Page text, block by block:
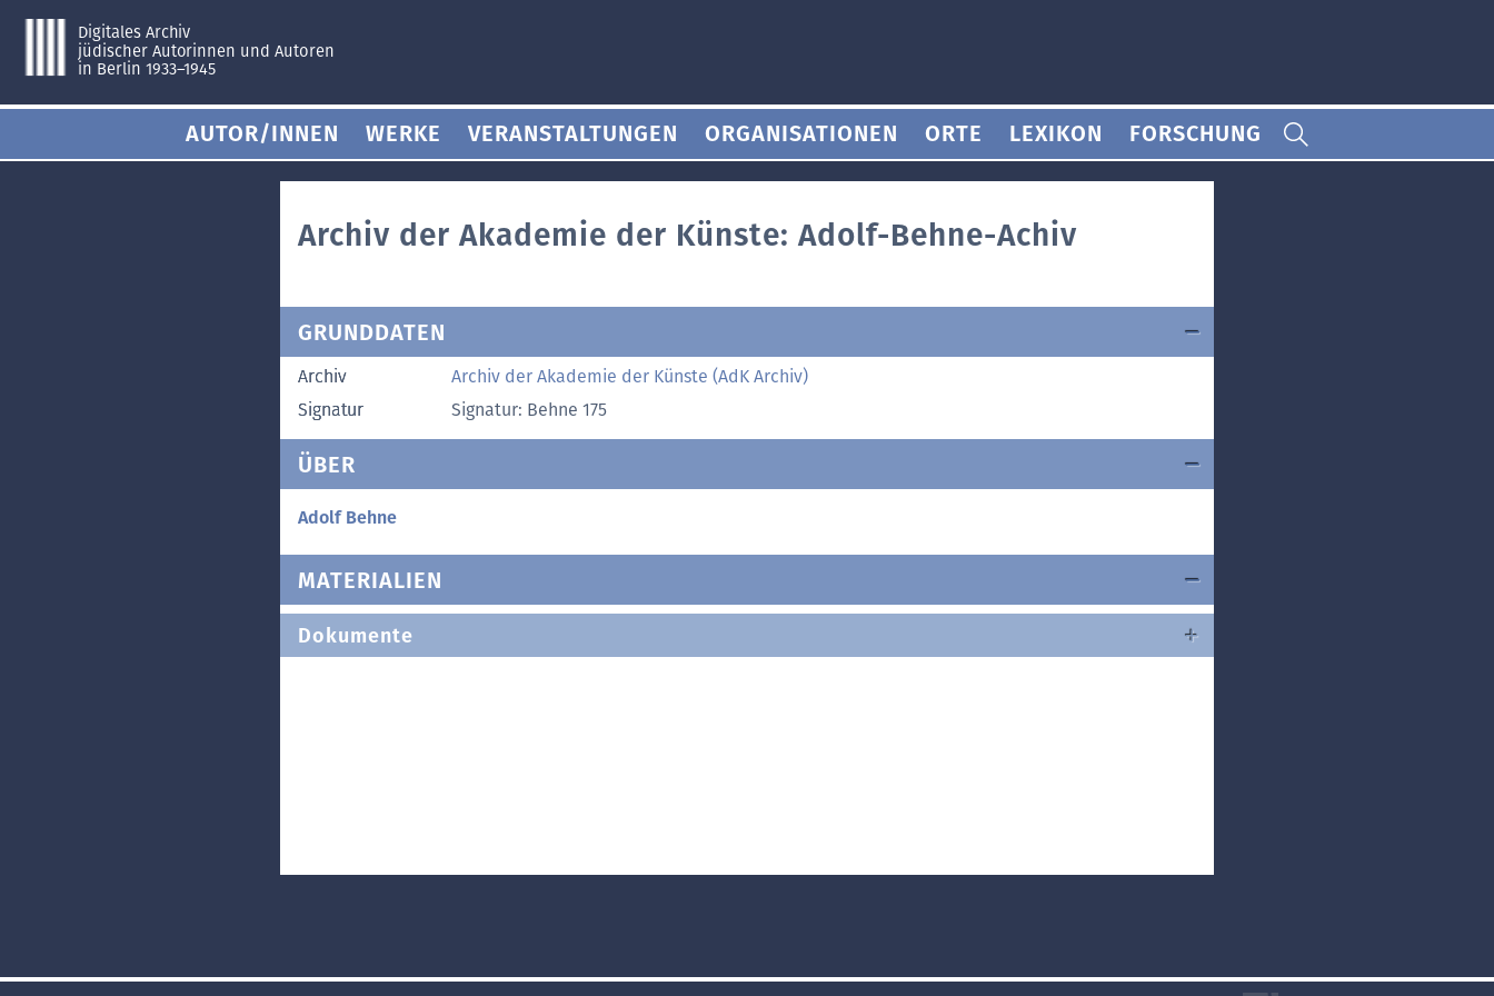
Digitales Archiv
jüdischer Autorinnen und Autoren
in Berlin 1933–1945
AUTOR/INNEN WERKE VERANSTALTUNGEN ORGANISATIONEN ORTE LEXIKON FORSCHUNG
Archiv der Akademie der Künste: Adolf-Behne-Achiv
GRUNDDATEN
Archiv
Archiv der Akademie der Künste (AdK Archiv)
Signatur
Signatur: Behne 175
ÜBER
Adolf Behne
MATERIALIEN
Dokumente